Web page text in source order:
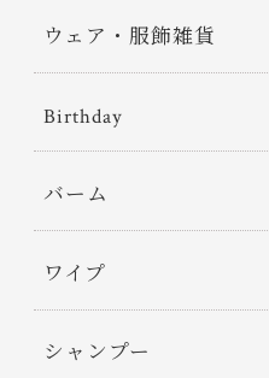
ウェア・服飾雑貨
Birthday
バーム
ワイプ
シャンプー